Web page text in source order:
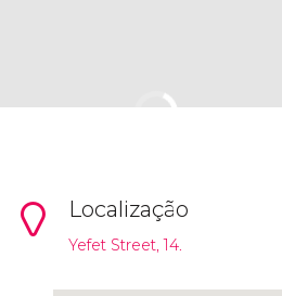
Localização
Yefet Street, 14.